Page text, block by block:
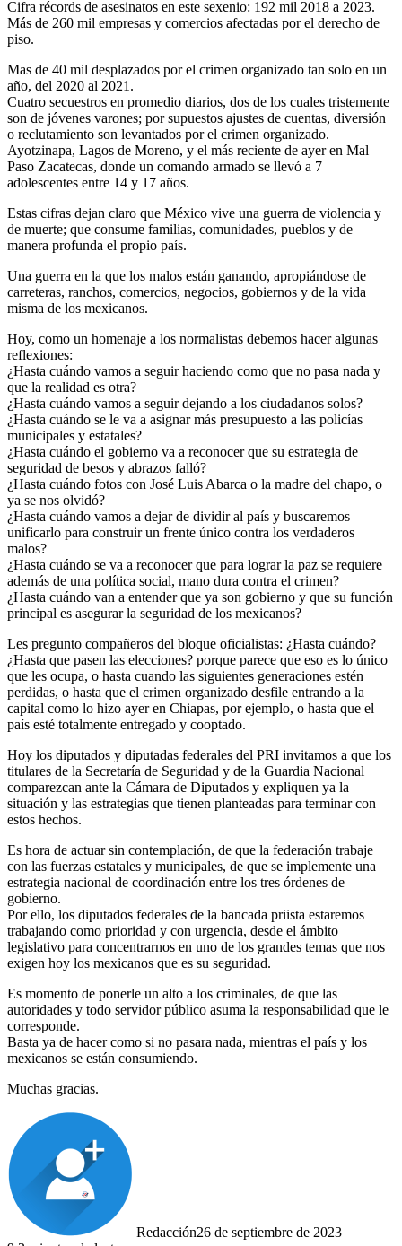
Cifra récords de asesinatos en este sexenio: 192 mil 2018 a 2023.
Más de 260 mil empresas y comercios afectadas por el derecho de
piso.
Mas de 40 mil desplazados por el crimen organizado tan solo en un
año, del 2020 al 2021.
Cuatro secuestros en promedio diarios, dos de los cuales tristemente
son de jóvenes varones; por supuestos ajustes de cuentas, diversión
o reclutamiento son levantados por el crimen organizado.
Ayotzinapa, Lagos de Moreno, y el más reciente de ayer en Mal
Paso Zacatecas, donde un comando armado se llevó a 7
adolescentes entre 14 y 17 años.
Estas cifras dejan claro que México vive una guerra de violencia y
de muerte; que consume familias, comunidades, pueblos y de
manera profunda el propio país.
Una guerra en la que los malos están ganando, apropiándose de
carreteras, ranchos, comercios, negocios, gobiernos y de la vida
misma de los mexicanos.
Hoy, como un homenaje a los normalistas debemos hacer algunas
reflexiones:
¿Hasta cuándo vamos a seguir haciendo como que no pasa nada y
que la realidad es otra?
¿Hasta cuándo vamos a seguir dejando a los ciudadanos solos?
¿Hasta cuándo se le va a asignar más presupuesto a las policías
municipales y estatales?
¿Hasta cuándo el gobierno va a reconocer que su estrategia de
seguridad de besos y abrazos falló?
¿Hasta cuándo fotos con José Luis Abarca o la madre del chapo, o
ya se nos olvidó?
¿Hasta cuándo vamos a dejar de dividir al país y buscaremos
unificarlo para construir un frente único contra los verdaderos
malos?
¿Hasta cuándo se va a reconocer que para lograr la paz se requiere
además de una política social, mano dura contra el crimen?
¿Hasta cuándo van a entender que ya son gobierno y que su función
principal es asegurar la seguridad de los mexicanos?
Les pregunto compañeros del bloque oficialistas: ¿Hasta cuándo?
¿Hasta que pasen las elecciones? porque parece que eso es lo único
que les ocupa, o hasta cuando las siguientes generaciones estén
perdidas, o hasta que el crimen organizado desfile entrando a la
capital como lo hizo ayer en Chiapas, por ejemplo, o hasta que el
país esté totalmente entregado y cooptado.
Hoy los diputados y diputadas federales del PRI invitamos a que los
titulares de la Secretaría de Seguridad y de la Guardia Nacional
comparezcan ante la Cámara de Diputados y expliquen ya la
situación y las estrategias que tienen planteadas para terminar con
estos hechos.
Es hora de actuar sin contemplación, de que la federación trabaje
con las fuerzas estatales y municipales, de que se implemente una
estrategia nacional de coordinación entre los tres órdenes de
gobierno.
Por ello, los diputados federales de la bancada priista estaremos
trabajando como prioridad y con urgencia, desde el ámbito
legislativo para concentrarnos en uno de los grandes temas que nos
exigen hoy los mexicanos que es su seguridad.
Es momento de ponerle un alto a los criminales, de que las
autoridades y todo servidor público asuma la responsabilidad que le
corresponde.
Basta ya de hacer como si no pasara nada, mientras el país y los
mexicanos se están consumiendo.
Muchas gracias.
Redacción26 de septiembre de 2023